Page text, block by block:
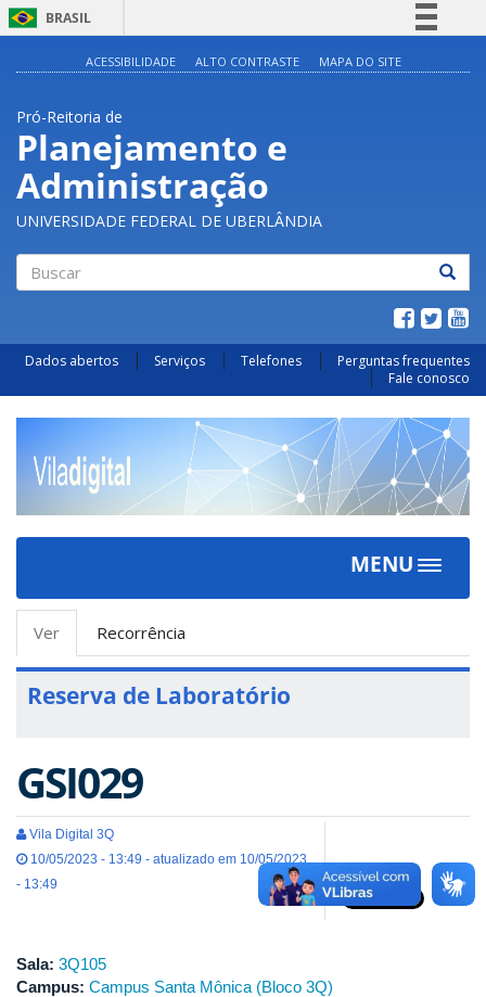
BRASIL
Acesso à informação
ACESSIBILIDADE ALTO CONTRASTE MAPA DO SITE
Pró-Reitoria de
Planejamento e
Administração
UNIVERSIDADE FEDERAL DE UBERLÂNDIA
Dados abertos Serviços Telefones
Perguntas frequentes
Fale conosco
MENU
Toggle
Abas
primárias
Ver
ativa)
Recorrência
Reserva de Laboratório
GSI029
Vila Digital 3Q
10/05/2023 - 13:49 - atualizado em 10/05/2023
- 13:49
Sala: 3Q105
Campus: Campus Santa Mônica (Bloco 3Q)